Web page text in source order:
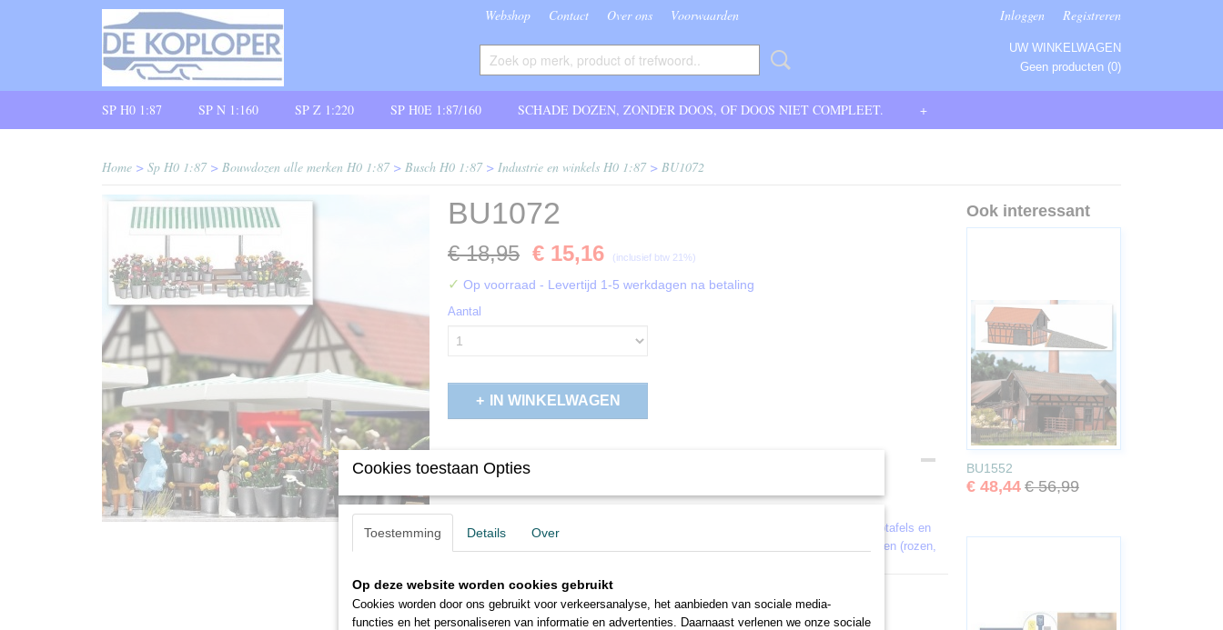
Webshop Contact Over ons Voorwaarden Inloggen Registreren
UW WINKELWAGEN
Geen producten (0)
SP H0 1:87 SP N 1:160 SP Z 1:220 SP H0E 1:87/160 SCHADE DOZEN, ZONDER DOOS, OF DOOS NIET COMPLEET. +
Home > Sp H0 1:87> Bouwdozen alle merken H0 1:87> Busch H0 1:87> Industrie en winkels H0 1:87> BU1072
BU1072
€ 18,95 € 15,16 (inclusief btw 21%)
✓ Op voorraad - Levertijd 1-5 werkdagen na betaling
Aantal
IN WINKELWAGEN
Omschrijving
Bouwpakket voor een bloemenverkoopkraam met 2 grote marktparasols, 6 verkooptafels en
meer dan 40 zinken bloempotten in verschillende maten. Plus meer dan 200 bloemen (rozen,
Ook interessant
BU1552
€ 48,44 € 56,99
Cookies toestaan Opties
Toestemming Details Over
Op deze website worden cookies gebruikt
Cookies worden door ons gebruikt voor verkeersanalyse, het aanbieden van sociale media-
functies en het personaliseren van informatie en advertenties. Daarnaast verlenen we onze sociale